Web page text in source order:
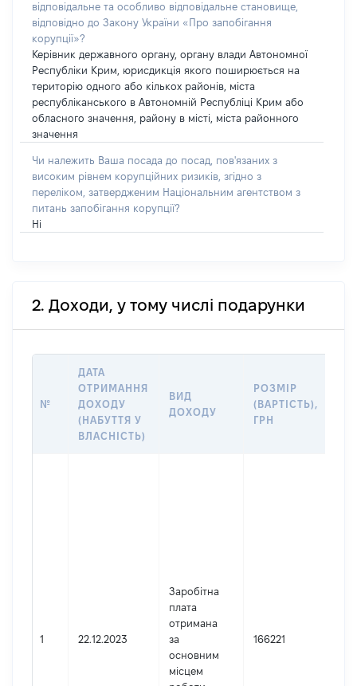
відповідальне та особливо відповідальне становище,
відповідно до Закону України «Про запобігання
корупції»?
Керівник державного органу, органу влади Автономної
Республіки Крим, юрисдикція якого поширюється на
територію одного або кількох районів, міста
республіканського в Автономній Республіці Крим або
обласного значення, району в місті, міста районного
значення
Чи належить Ваша посада до посад, пов'язаних з
високим рівнем корупційних ризиків, згідно з
переліком, затвердженим Національним агентством з
питань запобігання корупції?
Ні
2. Доходи, у тому числі подарунки
№
ДАТА
ОТРИМАННЯ
ДОХОДУ
(НАБУТТЯ У
ВЛАСНІСТЬ)
ВИД
ДОХОДУ
РОЗМІР
(ВАРТІСТЬ),
ГРН
1 22.12.2023
Заробітна
плата
отримана
за
основним
місцем
166221